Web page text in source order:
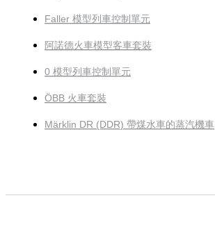
Faller 模型列車控制單元
阿諾德火車模型客車套裝
0 模型列車控制單元
ÖBB 火車套裝
Märklin DR (DDR) 帶煤水車的蒸汽機車